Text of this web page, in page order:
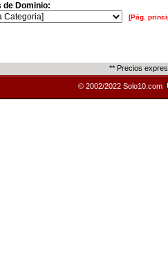
de Dominio:
[Pág.
** Precios
© 2002/2022 Solo10.com